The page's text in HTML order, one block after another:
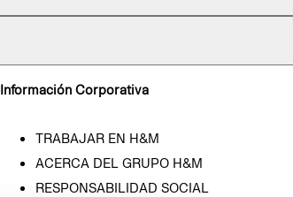
Información Corporativa
TRABAJAR EN H&M
ACERCA DEL GRUPO H&M
RESPONSABILIDAD SOCIAL